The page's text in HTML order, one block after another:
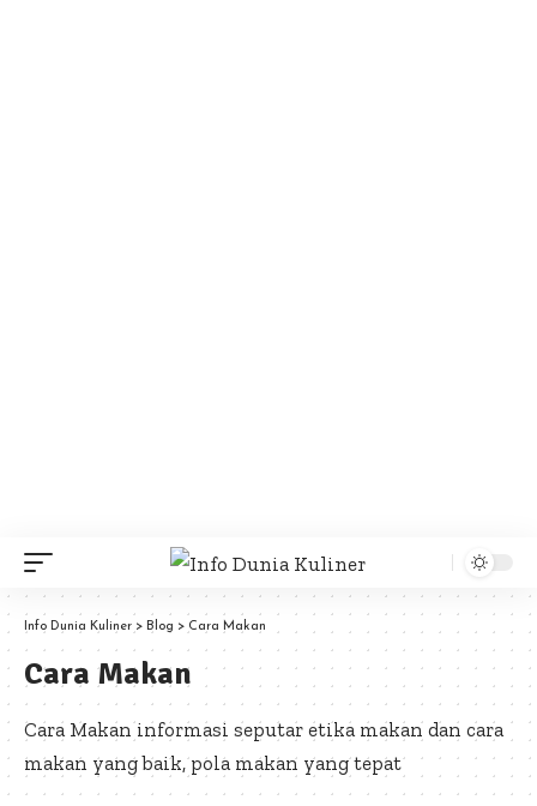
Info Dunia Kuliner > Blog > Cara Makan
Cara Makan
Cara Makan informasi seputar etika makan dan cara
makan yang baik, pola makan yang tepat